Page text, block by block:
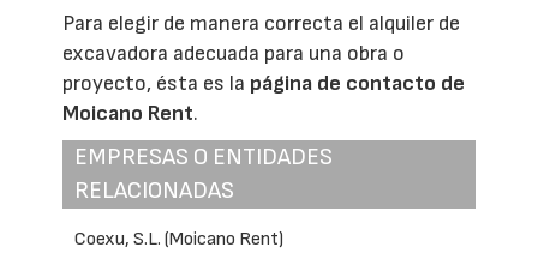
Para elegir de manera correcta el alquiler de
excavadora adecuada para una obra o
proyecto, ésta es la página de contacto de
Moicano Rent.
EMPRESAS O ENTIDADES
RELACIONADAS
Coexu, S.L. (Moicano Rent)